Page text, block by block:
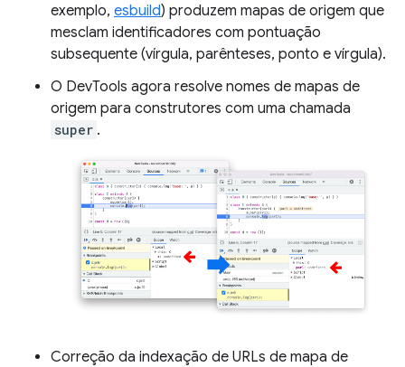
exemplo, esbuild) produzem mapas de origem que
mesclam identificadores com pontuação
subsequente (vírgula, parênteses, ponto e vírgula).
O DevTools agora resolve nomes de mapas de
origem para construtores com uma chamada
super .
Correção da indexação de URLs de mapa de